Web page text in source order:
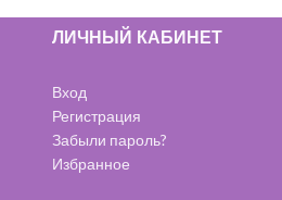
ЛИЧНЫЙ КАБИНЕТ
Вход
Регистрация
Забыли пароль?
Избранное